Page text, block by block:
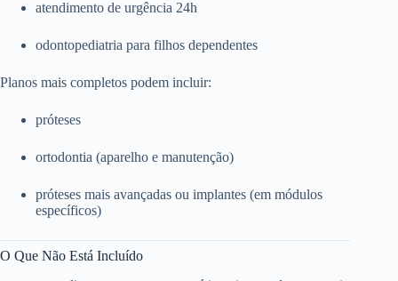
atendimento de urgência 24h
odontopediatria para filhos dependentes
Planos mais completos podem incluir:
próteses
ortodontia (aparelho e manutenção)
próteses mais avançadas ou implantes (em módulos
específicos)
O Que Não Está Incluído